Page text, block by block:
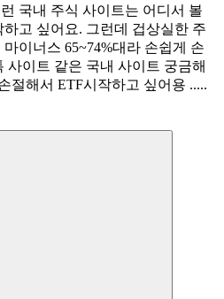
국내 주식 사이트는 어디서 볼
고 싶어요. 그런데 겁상실한 주
이너스 65~74%대라 손쉽게 손
사이트 같은 국내 사이트 궁금해
절해서 ETF시작하고 싶어용 .....